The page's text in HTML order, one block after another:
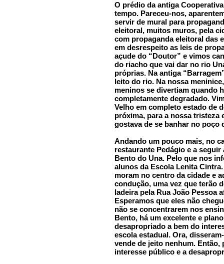
O prédio da antiga
tempo. Pareceu-nos,
servir de mural para
eleitoral, muitos muros, pela
com propaganda eleitoral das
em desrespeito as leis de
açude do “Doutor” e vimos
do riacho que vai dar no rio
próprias. Na antiga
leito do rio. Na nossa
meninos se divertiam quando
completamente degradado.
Velho em completo estado de
próxima, para a nossa tristeza
gostava de se banhar no poço
Andando um pouco mais, no
restaurante Pedágio e a
Bento do Una. Pelo que nos
alunos da Escola Lenita
moram no centro da cidade e
condução, uma vez que terão
ladeira pela Rua João Pessoa
Esperamos que eles não
não se concentrarem nos
Bento, há um excelente e
desapropriado a bem do
escola estadual. Ora,
vende de jeito nenhum. Então,
interesse público e a